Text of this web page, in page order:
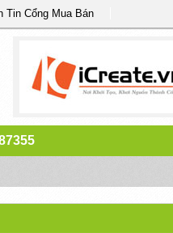
Tin Cổng Mua Bán